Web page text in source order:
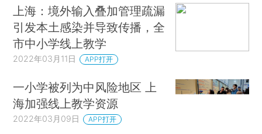
上海：境外输入叠加管理疏漏
引发本土感染并导致传播，全
市中小学线上教学
2022年03月11日 APP打开
一小学被列为中风险地区 上
海加强线上教学资源
2022年03月09日 APP打开